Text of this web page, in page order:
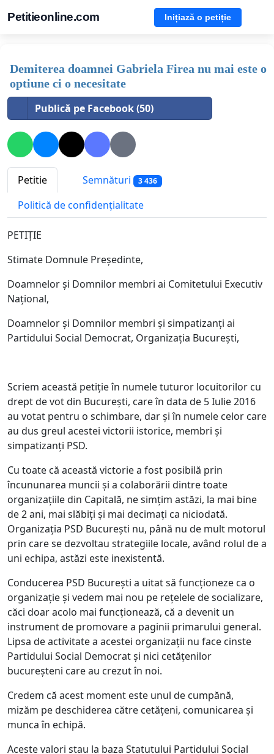
Petitieonline.com Inițiază o petiție
Demiterea doamnei Gabriela Firea nu mai este o
optiune ci o necesitate
Publică pe Facebook (50)
Petitie Semnături 3 436
Politică de confidențialitate
PETIȚIE
Stimate Domnule Președinte,
Doamnelor și Domnilor membri ai Comitetului Executiv
Național,
Doamnelor și Domnilor membri și simpatizanți ai
Partidului Social Democrat, Organizația București,
Scriem această petiție în numele tuturor locuitorilor cu
drept de vot din București, care în data de 5 Iulie 2016
au votat pentru o schimbare, dar și în numele celor care
au dus greul acestei victorii istorice, membri și
simpatizanți PSD.
Cu toate că această victorie a fost posibilă prin
încununarea muncii și a colaborării dintre toate
organizațiile din Capitală, ne simțim astăzi, la mai bine
de 2 ani, mai slăbiți și mai decimați ca niciodată.
Organizația PSD București nu, până nu de mult motorul
prin care se dezvoltau strategiile locale, având rolul de a
uni echipa, astăzi este inexistentă.
Conducerea PSD București a uitat să funcționeze ca o
organizație și vedem mai nou pe rețelele de socializare,
căci doar acolo mai funcționează, că a devenit un
instrument de promovare a paginii primarului general.
Lipsa de activitate a acestei organizații nu face cinste
Partidului Social Democrat și nici cetățenilor
bucureșteni care au crezut în noi.
Credem că acest moment este unul de cumpănă,
mizăm pe deschiderea către cetățeni, comunicarea și
munca în echipă.
Aceste valori stau la baza Statutului Partidului Social